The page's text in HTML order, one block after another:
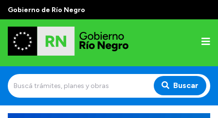
Gobierno de Río Negro
Buscar
Inicio